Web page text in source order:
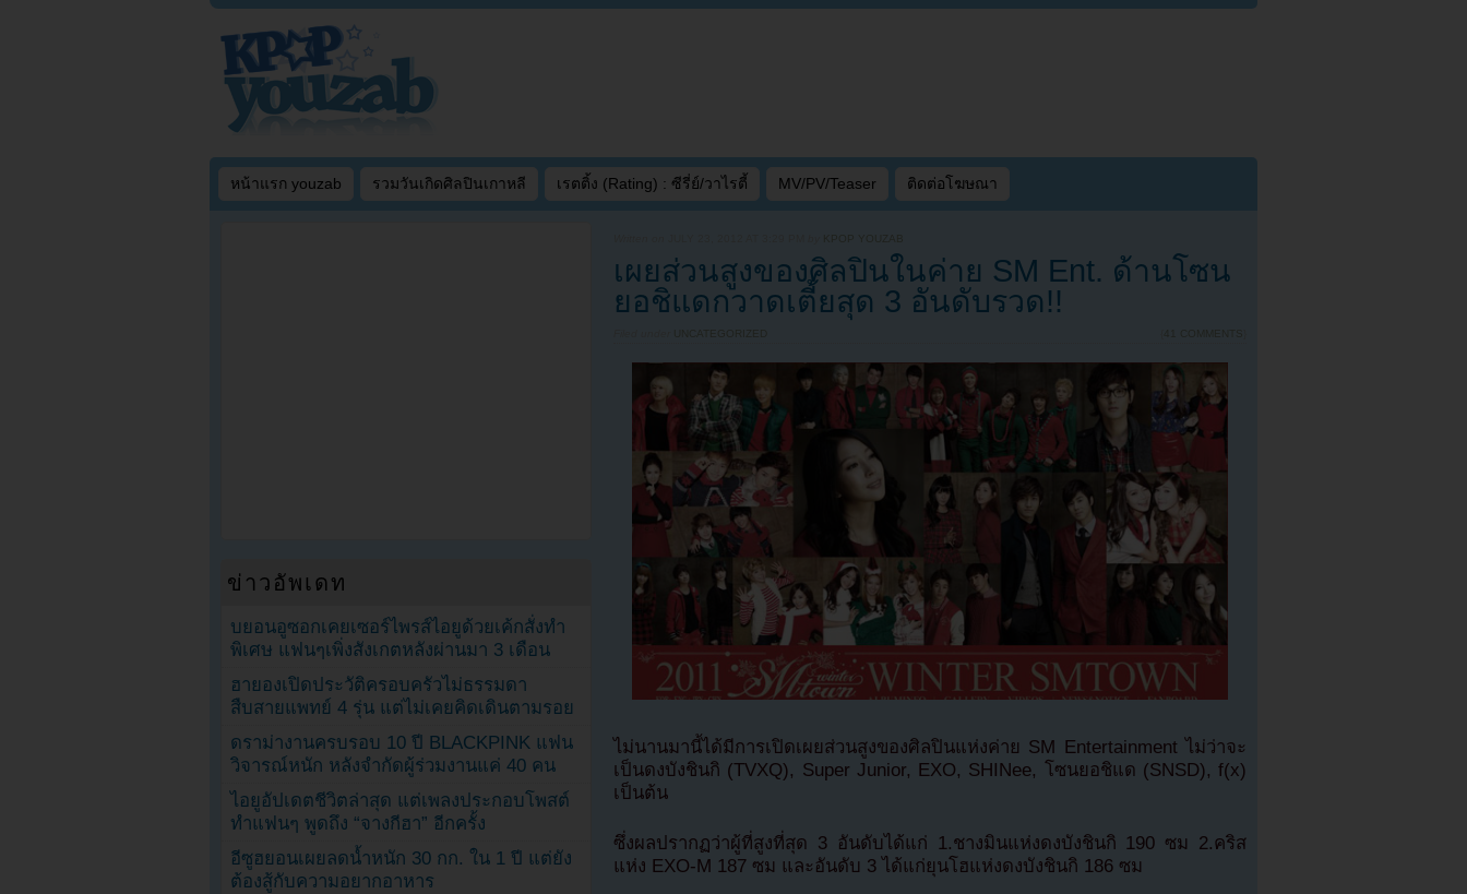
หน้าแรก youzab รวมวันเกิดศิลปินเกาหลี เรตติ้ง (Rating) : ซีรี่ย์/วาไรตี้ MV/PV/Teaser ติดต่อโฆษณา
KPOP YOUZAB
เผยส่วนสูงของศิลปินในค่าย SM Ent. ด้านโซน
ยอชิแดกวาดเตี้ยสุด 3 อันดับรวด!!
UNCATEGORIZED 41 COMMENTS
ไม่นานมานี้ได้มีการเปิดเผยส่วนสูงของศิลปินแห่งค่าย SM Entertainment ไม่ว่าจะ
เป็นดงบังชินกิ (TVXQ), Super Junior, EXO, SHINee, โซนยอชิแด (SNSD), f(x)
เป็นต้น
ซึ่งผลปรากฏว่าผู้ที่สูงที่สุด 3 อันดับได้แก่ 1.ชางมินแห่งดงบังชินกิ 190 ซม 2.คริส
แห่ง EXO-M 187 ซม และอันดับ 3 ได้แก่ยุนโฮแห่งดงบังชินกิ 186 ซม
ข่าวอัพเดท
บยอนอูซอกเคยเซอร์ไพรส์ไอยูด้วยเค้กสั่งทำ
พิเศษ แฟนๆเพิ่งสังเกตหลังผ่านมา 3 เดือน
ฮายองเปิดประวัติครอบครัวไม่ธรรมดา
สืบสายแพทย์ 4 รุ่น แต่ไม่เคยคิดเดินตามรอย
ดราม่างานครบรอบ 10 ปี BLACKPINK แฟน
วิจารณ์หนัก หลังจำกัดผู้ร่วมงานแค่ 40 คน
ไอยูอัปเดตชีวิตล่าสุด แต่เพลงประกอบโพสต์
ทำแฟนๆ พูดถึง “จางกีฮา” อีกครั้ง
อีซูฮยอนเผยลดน้ำหนัก 30 กก. ใน 1 ปี แต่ยัง
ต้องสู้กับความอยากอาหาร